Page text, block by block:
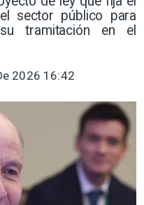
sector público para
tramitación en el
2026 16:42